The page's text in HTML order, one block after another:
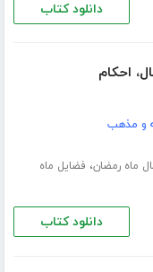
دانلود کتاب
احکام
و مذهب
ماه رمضان، فضایل ماه
دانلود کتاب